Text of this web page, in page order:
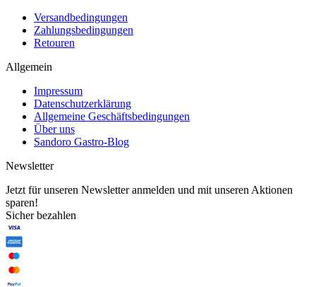
Versandbedingungen
Zahlungsbedingungen
Retouren
Allgemein
Impressum
Datenschutzerklärung
Allgemeine Geschäftsbedingungen
Über uns
Sandoro Gastro-Blog
Newsletter
Jetzt für unseren Newsletter anmelden und mit unseren Aktionen
sparen!
Sicher bezahlen